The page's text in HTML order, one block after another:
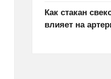
Как стакан
влияет на